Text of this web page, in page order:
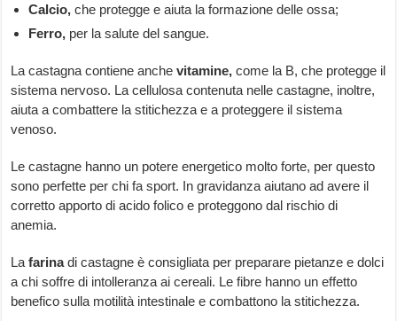
Calcio,che protegge e aiuta la formazione delle ossa;
Ferro, per la salute del sangue.
La castagna contiene anchevitamine,come la B, che protegge il
sistema nervoso. La cellulosa contenuta nelle castagne, inoltre,
aiuta a combattere la stitichezza e a proteggere il sistema
venoso.
Le castagne hanno un potere energetico molto forte, per questo
sono perfette per chi fa sport. In gravidanza aiutano ad avere il
corretto apporto di acido folico e proteggono dal rischio di
anemia.
Lafarinadi castagne è consigliata per preparare pietanze e dolci
a chi soffre di intolleranza ai cereali. Le fibre hanno un effetto
benefico sulla motilità intestinale e combattono la stitichezza.